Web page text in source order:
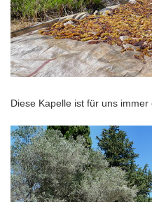
Diese Kapelle ist für uns